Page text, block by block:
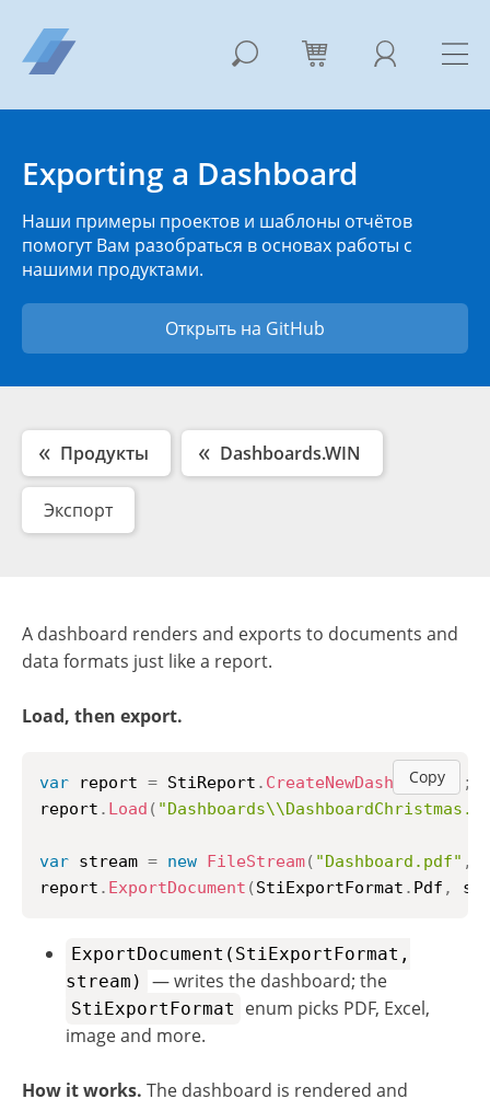
Exporting a Dashboard
Наши примеры проектов и шаблоны отчётов
помогут Вам разобраться в основах работы с
нашими продуктами.
Открыть на GitHub
Продукты Dashboards.WIN
Экспорт
A dashboard renders and exports to documents and
data formats just like a report.
Load, then export.
Copy
var report = StiReport . CreateNewDashboard(
;
report . Load (
var stream = new FileStream( "Dashboard.pdf" ,
report . ExportDocument (StiExportFormat . Pdf ,
ExportDocument(StiExportFormat,
stream)
— writes the dashboard; the
StiExportFormat
enum picks PDF, Excel,
image and more.
How it works. The dashboard is rendered and